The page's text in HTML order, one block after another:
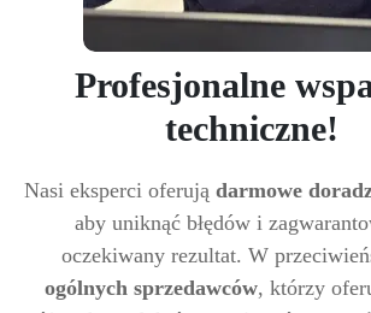
Profesjonalne
techniczne!
Nasi eksperci oferują darmowe
aby uniknąć błędów i
oczekiwany rezultat. W
ogólnych sprzedawców, którzy